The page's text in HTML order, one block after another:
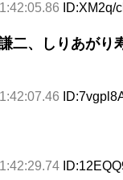
ID:XM2q/
二、しりあがり